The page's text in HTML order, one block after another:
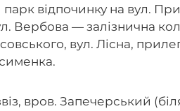
відпочинку на вул.
Вербова — залізнична
вул. Лісна,
вров. Запечерський